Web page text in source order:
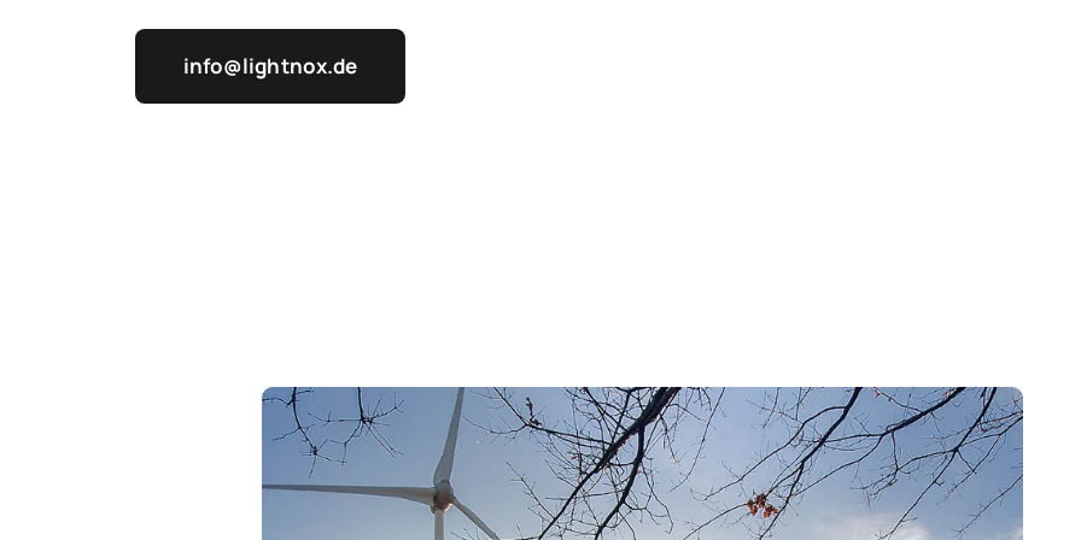
info@lightnox.de